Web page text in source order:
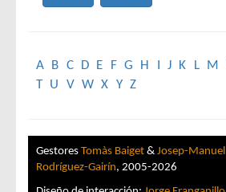
A B C D E F G H I J K L M
T U V W X Y Z
Gestores Tomàs Baiget & Josep-Manuel
Rodríguez-Gairín, 2005-2026